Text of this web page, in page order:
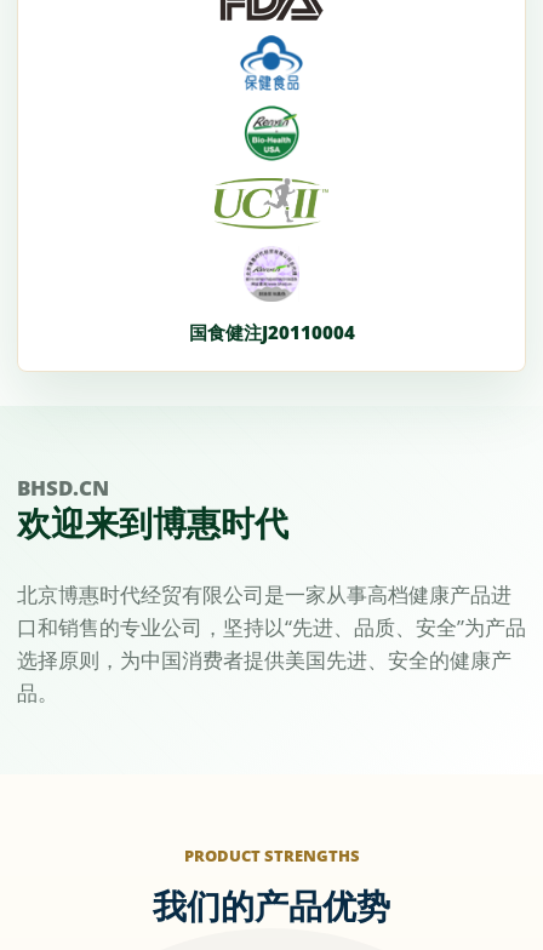
国食健注J20110004
BHSD.CN
欢迎来到博惠时代
北京博惠时代经贸有限公司是一家从事高档健康产品进
口和销售的专业公司，坚持以“先进、品质、安全”为产品
选择原则，为中国消费者提供美国先进、安全的健康产
品。
PRODUCT STRENGTHS
我们的产品优势